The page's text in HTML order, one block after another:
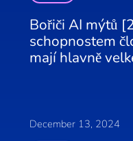
Bořiči AI mýtů
schopnostem
mají hlavně
December 13, 2024